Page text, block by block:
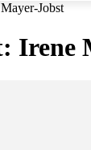
Jobst
Irene